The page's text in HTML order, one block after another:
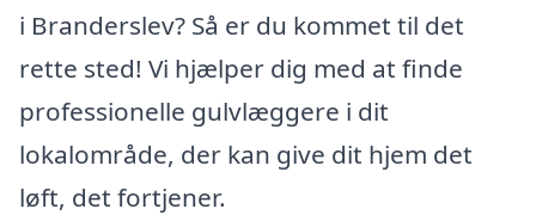
i Branderslev? Så er du kommet til det
rette sted! Vi hjælper dig med at finde
professionelle gulvlæggere i dit
lokalområde, der kan give dit hjem det
løft, det fortjener.